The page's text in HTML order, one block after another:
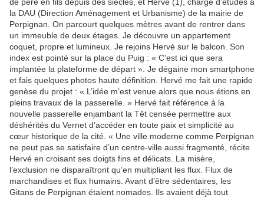
la DAU (Direction Aménagement et Urbanisme) de la mairie de
Perpignan. On parcourt quelques mètres avant de rentrer dans
un immeuble de deux étages. Je découvre un appartement
coquet, propre et lumineux. Je rejoins Hervé sur le balcon. Son
index est pointé sur la place du Puig : « C’est ici que sera
implantée la plateforme de départ ». Je dégaine mon smartphone
et fais quelques photos haute définition. Hervé me fait une rapide
genèse du projet : « L’idée m’est venue alors que nous étions en
pleins travaux de la passerelle. » Hervé fait référence à la
nouvelle passerelle enjambant la Têt censée permettre aux
déshérités du Vernet d’accéder en toute paix et simplicité au
cœur historique de la cité. « Une ville moderne comme Perpignan
ne peut pas se satisfaire d’un centre-ville aussi fragmenté, récite
Hervé en croisant ses doigts fins et délicats. La misère,
l’exclusion ne disparaîtront qu’en multipliant les flux. Flux de
marchandises et flux humains. Avant d’être sédentaires, les
Gitans de Perpignan étaient nomades. Ils avaient déjà tout